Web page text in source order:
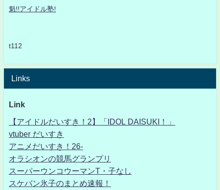
魁!!アイドル塾!
t112
Links
Link
【アイドルだいすき！2】「IDOL DAISUKI！」
vtuber だいすき
アニメだいすき！26-
オラシオンの競馬グランプリ
スーパーウンコウーマンT・子なし
スケバン氷子のまとめ速報！